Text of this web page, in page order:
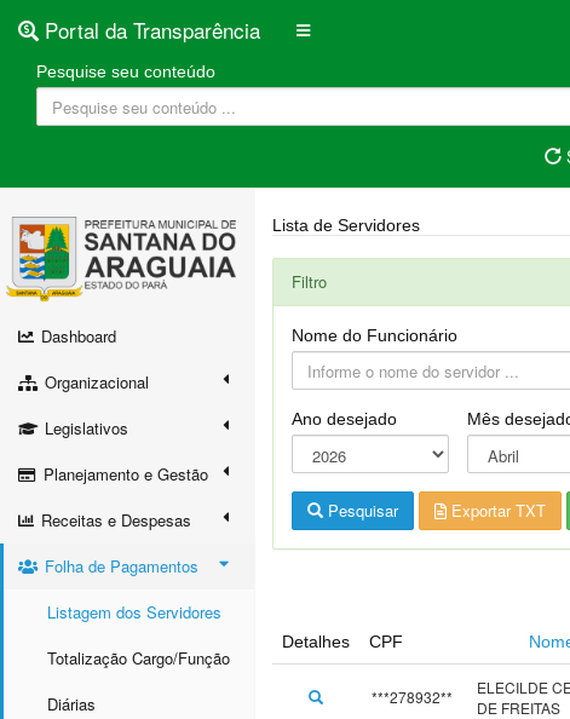
Portal da Transparência
Pesquise seu conteúdo
Dashboard
Organizacional
Legislativos
Planejamento e Gestão
Receitas e Despesas
Folha de Pagamentos
Listagem dos Servidores
Totalização Cargo/Função
Diárias
Lista de Servidores
Filtro
Nome do Funcionário
Ano desejado Mês
Pesquisar Exportar TXT
Detalhes CPF
***278932**
ELECILDE
DE FREITAS